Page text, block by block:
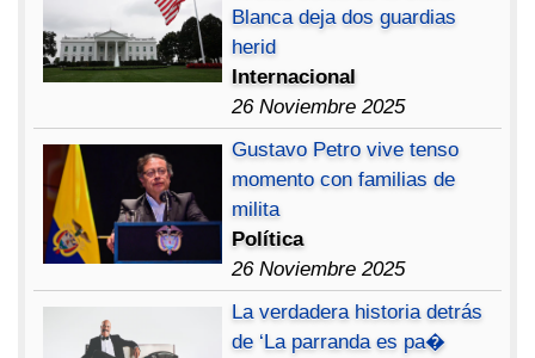
Blanca deja dos guardias
herid
Internacional
26 Noviembre 2025
Gustavo Petro vive tenso
momento con familias de
milita
Política
26 Noviembre 2025
La verdadera historia detrás
de ‘La parranda es pa�